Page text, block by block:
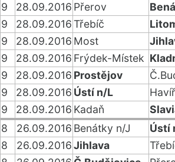
9
28.09.2016 Přerov
9
28.09.2016Třebíč
9
28.09.2016 Most
9
28.09.2016 Frýdek-Místek
9
28.09.2016 Prostějov
9
28.09.2016 Ústí n/L
9
28.09.2016 Kadaň
8
26.09.2016 Benátky n/J Ústí
8
26.09.2016Jihlava